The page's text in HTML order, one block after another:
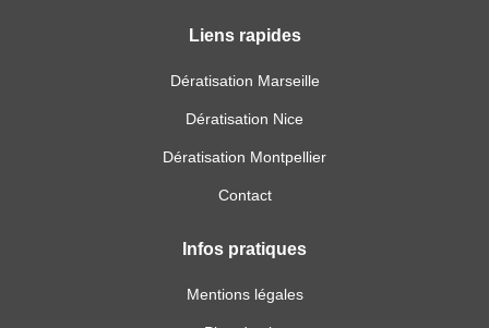
Liens rapides
Dératisation Marseille
Dératisation Nice
Dératisation Montpellier
Contact
Infos pratiques
Mentions légales